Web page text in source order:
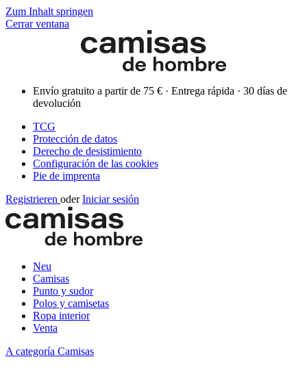
Zum Inhalt springen
Cerrar ventana
Envío gratuito a partir de 75 € · Entrega rápida · 30 días de
devolución
TCG
Protección de datos
Derecho de desistimiento
Configuración de las cookies
Pie de imprenta
Registrieren oder Iniciar sesión
Neu
Camisas
Punto y sudor
Polos y camisetas
Ropa interior
Venta
A categoría Camisas